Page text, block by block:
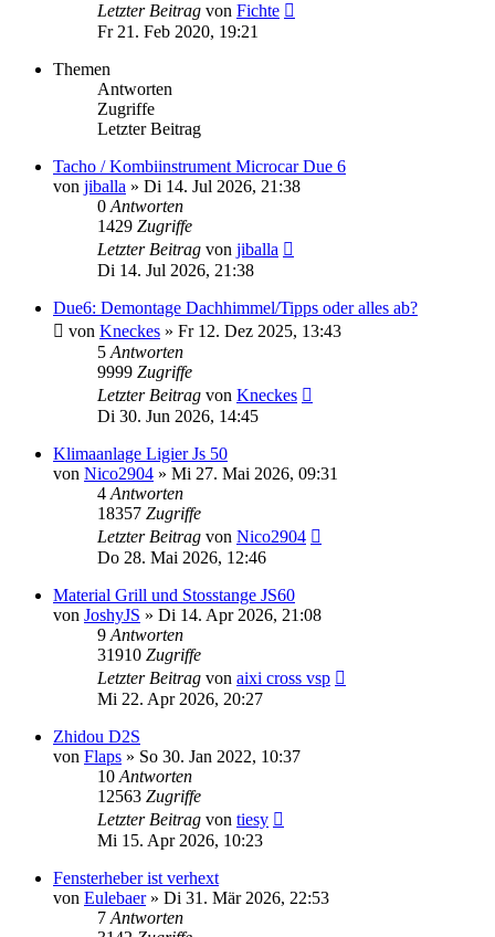
Letzter Beitrag von Fichte
Fr 21. Feb 2020, 19:21
Themen
Antworten
Zugriffe
Letzter Beitrag
Tacho / Kombiinstrument Microcar Due 6
von jiballa » Di 14. Jul 2026, 21:38
0Antworten
1429 Zugriffe
Letzter Beitrag von jiballa
Di 14. Jul 2026, 21:38
Due6: Demontage Dachhimmel/Tipps oder alles ab?
von Kneckes » Fr 12. Dez 2025, 13:43
5Antworten
9999 Zugriffe
Letzter Beitrag von Kneckes
Di 30. Jun 2026, 14:45
Klimaanlage Ligier Js 50
von Nico2904 » Mi 27. Mai 2026, 09:31
4Antworten
18357 Zugriffe
Letzter Beitrag von Nico2904
Do 28. Mai 2026, 12:46
Material Grill und Stosstange JS60
von JoshyJS » Di 14. Apr 2026, 21:08
9Antworten
31910 Zugriffe
Letzter Beitrag von aixi cross vsp
Mi 22. Apr 2026, 20:27
Zhidou D2S
von Flaps » So 30. Jan 2022, 10:37
10Antworten
12563 Zugriffe
Letzter Beitrag von tiesy
Mi 15. Apr 2026, 10:23
Fensterheber ist verhext
von Eulebaer» Di 31. Mär 2026, 22:53
7Antworten